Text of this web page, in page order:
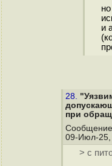
и
28.
при
09-Июл-25,
> с